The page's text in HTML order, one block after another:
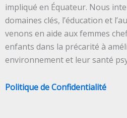
impliqué en Équateur. Nous
domaines clés, l’éducation et
venons en aide aux femmes
enfants dans la précarité à
environnement et leur santé
Politique de Confidentialité